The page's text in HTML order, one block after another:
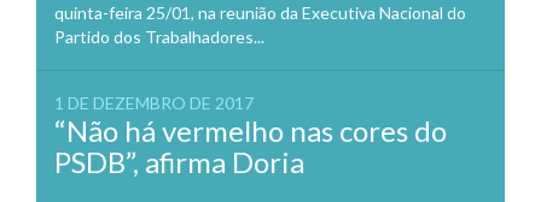
quinta-feira 25/01, na reunião da Executiva Nacional do
Partido dos Trabalhadores...
1 DE DEZEMBRO DE 2017
“Não há vermelho nas cores do
PSDB”, afirma Doria